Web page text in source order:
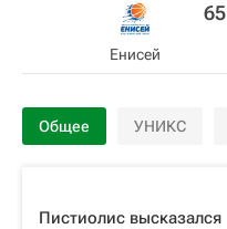
Енисей
65
Общее УНИКС
Пистиолис высказался